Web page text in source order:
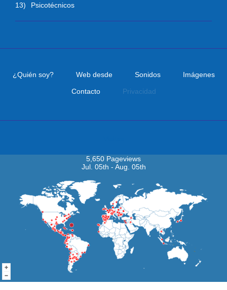
13) Psicotécnicos
¿Quién soy? Web desde Sonidos Imágenes
Contacto Privacidad
5,650 Pageviews
Jul. 05th - Aug. 05th